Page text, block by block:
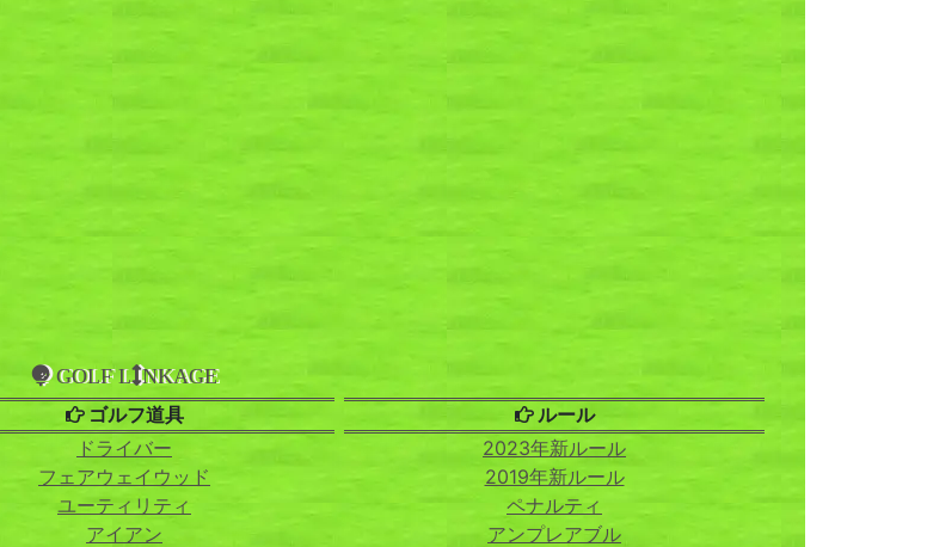
GOLF L NKAGE
ゴルフ道具
ドライバー
フェアウェイウッド
ユーティリティ
アイアン
ルール
2023年新ルール
2019年新ルール
ペナルティ
アンプレアブル